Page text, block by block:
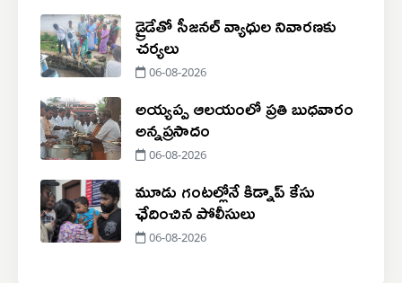
డ్రైడేతో సీజనల్ వ్యాధుల నివారణకు
చర్యలు
06-08-2026
అయ్యప్ప ఆలయంలో ప్రతి బుధవారం
అన్నప్రసాదం
06-08-2026
మూడు గంటల్లోనే కిడ్నాప్ కేసు
ఛేదించిన పోలీసులు
06-08-2026